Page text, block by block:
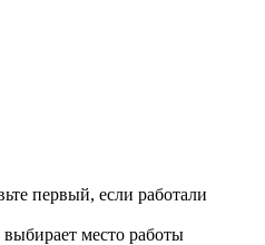
первый, если работали
место работы